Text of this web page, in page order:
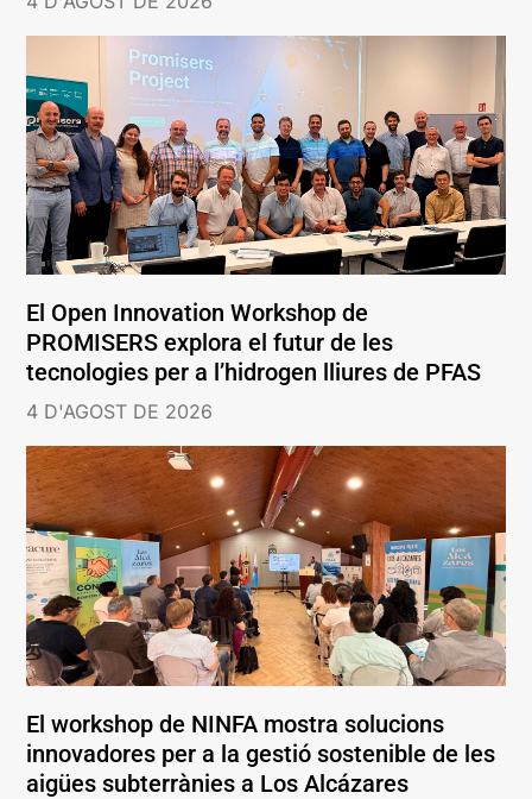
El Open Innovation Workshop de
PROMISERS explora el futur de les
tecnologies per a l’hidrogen lliures de PFAS
4 D'AGOST DE 2026
El workshop de NINFA mostra solucions
innovadores per a la gestió sostenible de les
aigües subterrànies a Los Alcázares